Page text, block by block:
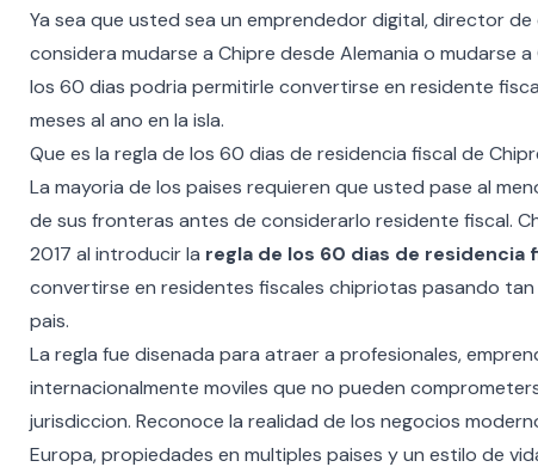
Ya sea que usted sea un emprendedor digital, director
considera mudarse a Chipre desde Alemania o mudarse a
los 60 dias podria permitirle convertirse en residente
meses al ano en la isla.
Que es la regla de los 60 dias de residencia fiscal de
La mayoria de los paises requieren que usted pase al
de sus fronteras antes de considerarlo residente fiscal.
2017 al introducir la regla de los 60 dias de residencia
convertirse en residentes fiscales chipriotas pasando
pais.
La regla fue disenada para atraer a profesionales,
internacionalmente moviles que no pueden
jurisdiccion. Reconoce la realidad de los negocios
Europa, propiedades en multiples paises y un estilo de